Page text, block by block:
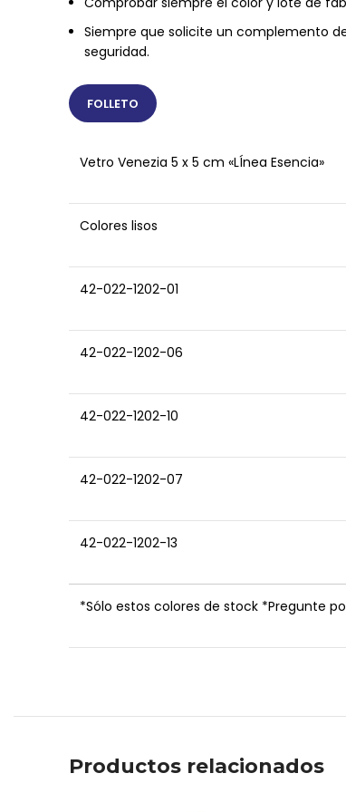
Siempre que solicite un complemento
seguridad.
FOLLETO
Vetro Venezia 5 x 5 cm «LÍnea Esencia»
Colores lisos
42-022-1202-01
42-022-1202-06
42-022-1202-10
42-022-1202-07
42-022-1202-13
*Sólo estos colores de stock *Pregunte
Productos relacionados